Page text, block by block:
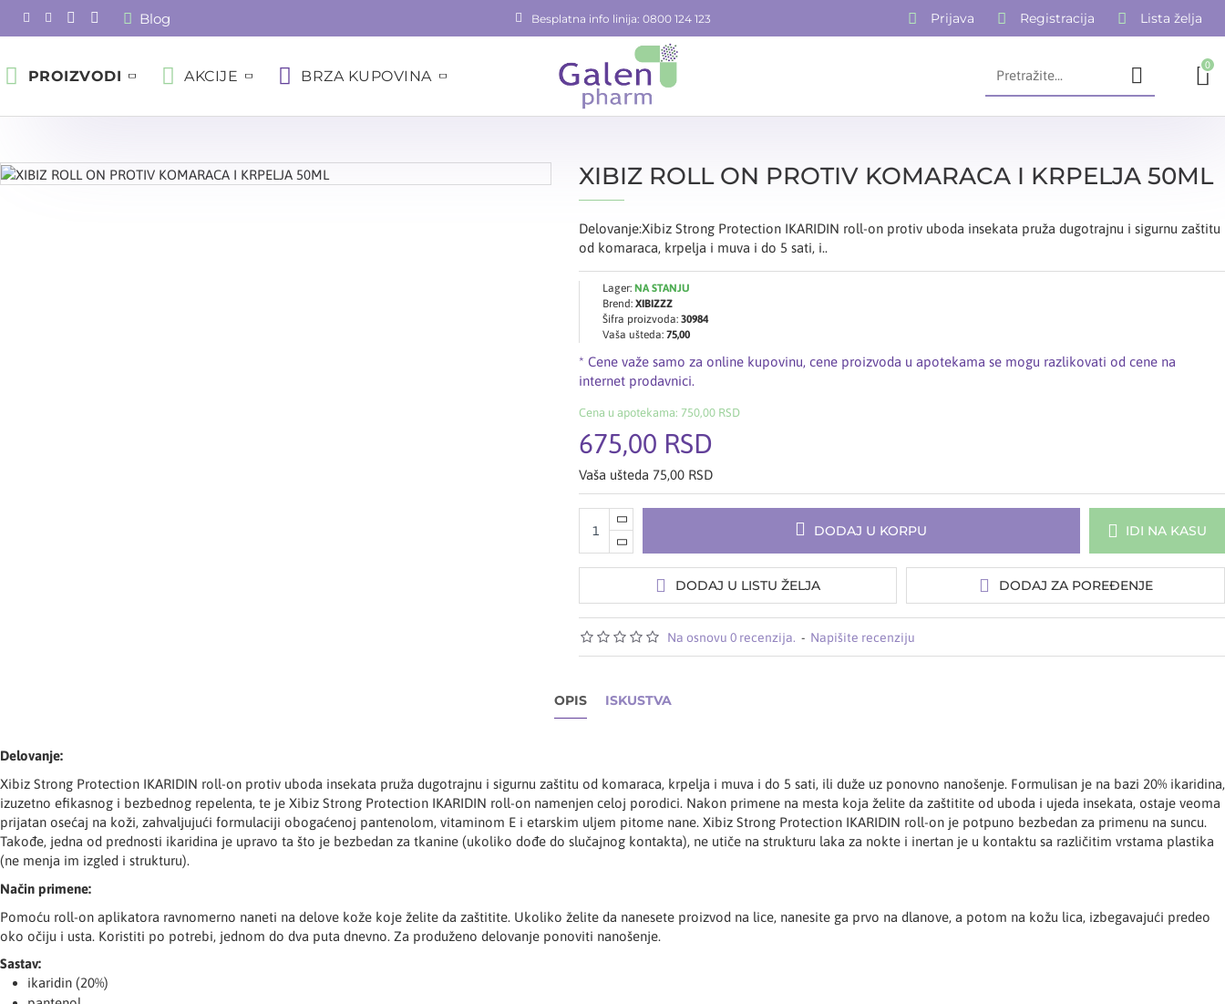
Blog Besplatna info linija: 0800 124 123 Prijava Registracija Lista želja
PROIZVODI AKCIJE BRZA KUPOVINA
0
XIBIZ ROLL ON PROTIV KOMARACA I KRPELJA 50ML
Delovanje:Xibiz Strong Protection IKARIDIN roll-on protiv uboda insekata pruža dugotrajnu i sigurnu zaštitu
od komaraca, krpelja i muva i do 5 sati, i..
Na osnovu 0 recenzija. - Napišite recenziju
* Cene važe samo za online kupovinu, cene proizvoda u apotekama se mogu razlikovati od cene na
internet prodavnici.
675,00 RSD
Cena u apotekama: 750,00 RSD
Vaša ušteda 75,00 RSD
Lager: NA STANJU
Brend: XIBIZZZ
Šifra proizvoda: 30984
Vaša ušteda: 75,00
DODAJ U KORPU IDI NA KASU
DODAJ U LISTU ŽELJA DODAJ ZA POREĐENJE
OPIS ISKUSTVA
Delovanje:
Xibiz Strong Protection IKARIDIN roll-on protiv uboda insekata pruža dugotrajnu i sigurnu zaštitu od komaraca, krpelja i muva i do 5 sati, ili duže uz ponovno nanošenje. Formulisan je na bazi 20% ikaridina,
izuzetno efikasnog i bezbednog repelenta, te je Xibiz Strong Protection IKARIDIN roll-on namenjen celoj porodici. Nakon primene na mesta koja želite da zaštitite od uboda i ujeda insekata, ostaje veoma
prijatan osećaj na koži, zahvaljujući formulaciji obogaćenoj pantenolom, vitaminom E i etarskim uljem pitome nane. Xibiz Strong Protection IKARIDIN roll-on je potpuno bezbedan za primenu na suncu.
Takođe, jedna od prednosti ikaridina je upravo ta što je bezbedan za tkanine (ukoliko dođe do slučajnog kontakta), ne utiče na strukturu laka za nokte i inertan je u kontaktu sa različitim vrstama plastika
(ne menja im izgled i strukturu).
Način primene:
Pomoću roll-on aplikatora ravnomerno naneti na delove kože koje želite da zaštitite. Ukoliko želite da nanesete proizvod na lice, nanesite ga prvo na dlanove, a potom na kožu lica, izbegavajući predeo
oko očiju i usta. Koristiti po potrebi, jednom do dva puta dnevno. Za produženo delovanje ponoviti nanošenje.
Sastav:
ikaridin (20%)